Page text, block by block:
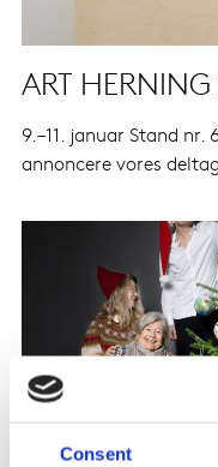
Consent
ART
9.–11. januar Stand
annoncere vores